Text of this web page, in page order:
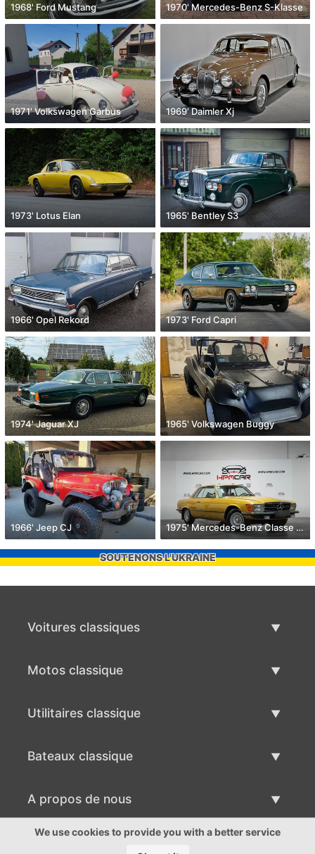
1968' Ford Mustang 1970' Mercedes-Benz S-Klasse
1971' Volkswagen Garbus 1969' Daimler Xj
1973' Lotus Elan 1965' Bentley S3
1966' Opel Rekord 1973' Ford Capri
1974' Jaguar XJ 1965' Volkswagen Buggy
1966' Jeep CJ 1975' Mercedes-Benz Classe Slc
SOUTENONS L'UKRAINE
Voitures classiques
Motos classique
Utilitaires classique
Bateaux classique
Vends bateau classique
A propos de nous
A propos de nous
We use cookies to provide you with a better service